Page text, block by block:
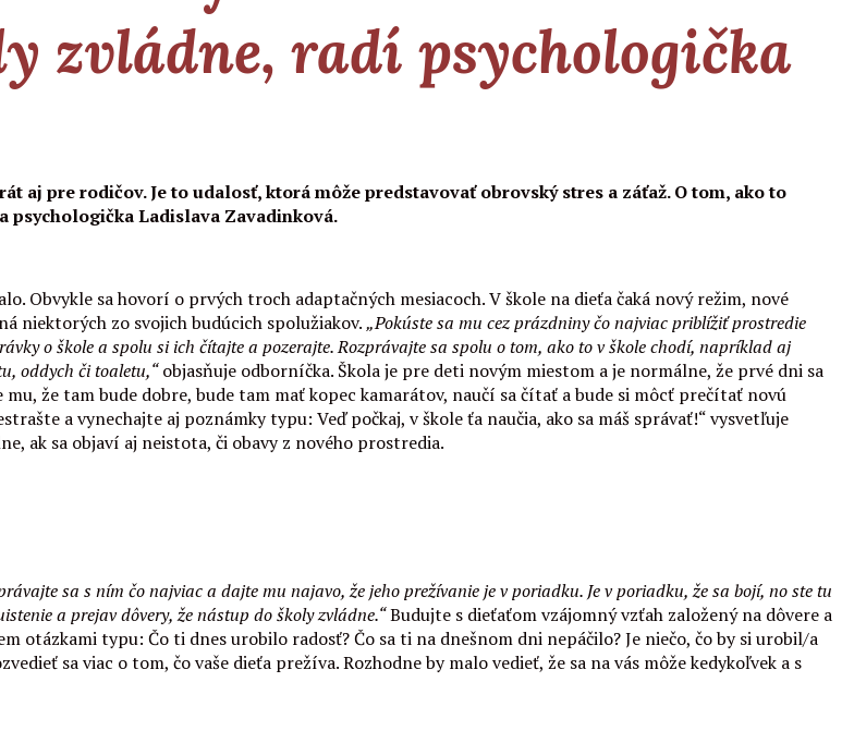
zvládne, radí psychologička
aj pre rodičov. Je to udalosť, ktorá môže predstavovať obrovský stres a záťaž. O tom, ako to
Ladislava Zavadinková.
Obvykle sa hovorí o prvých troch adaptačných mesiacoch. V škole na dieťa čaká nový režim, nové
niektorých zo svojich budúcich spolužiakov.„Pokúste sa mu cez prázdniny čo najviac priblížiť prostredie
o škole a spolu si ich čítajte a pozerajte. Rozprávajte sa spolu o tom, ako to v škole chodí, napríklad aj
oddych či toaletu,“objasňuje odborníčka. Škola je pre deti novým miestom a je normálne, že prvé dni sa
že tam bude dobre, bude tam mať kopec kamarátov, naučí sa čítať a bude si môcť prečítať novú
a vynechajte aj poznámky typu: Veď počkaj, v škole ťa naučia, ako sa máš správať!“ vysvetľuje
ak sa objaví aj neistota, či obavy z nového prostredia.
sa s ním čo najviac a dajte mu najavo, že jeho prežívanie je v poriadku. Je v poriadku, že sa bojí, no ste tu
a prejav dôvery, že nástup do školy zvládne.“Budujte s dieťaťom vzájomný vzťah založený na dôvere a
otázkami typu: Čo ti dnes urobilo radosť? Čo sa ti na dnešnom dni nepáčilo? Je niečo, čo by si urobil/a
sa viac o tom, čo vaše dieťa prežíva. Rozhodne by malo vedieť, že sa na vás môže kedykoľvek a s